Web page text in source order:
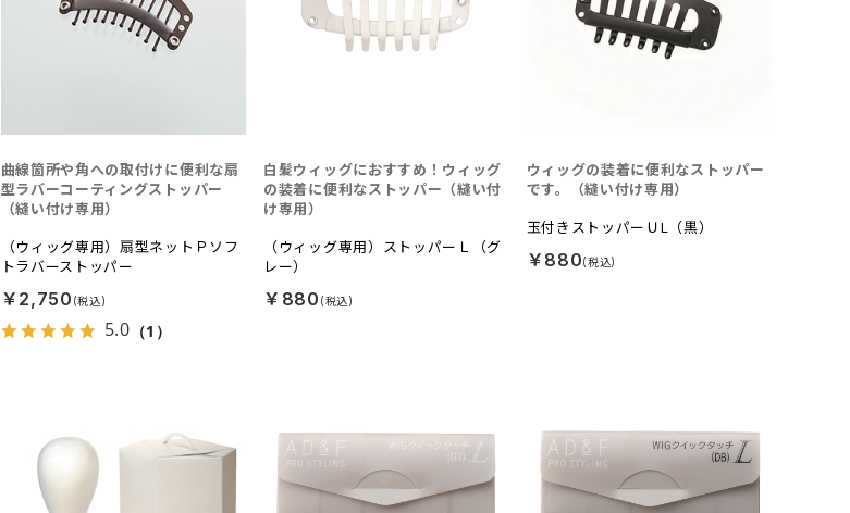
（ウィッグ専用）扇型ネットＰソフ
トラバーストッパー
曲線箇所や角への取付けに便利な扇
型ラバーコーティングストッパー
（縫い付け専用）
￥2,750
5.0 （1）
（ウィッグ専用）ストッパーＬ（グ
レー）
白髪ウィッグにおすすめ！ウィッグ
の装着に便利なストッパー（縫い付
け専用）
￥880
玉付きストッパーＵL（黒）
ウィッグの装着に便利なストッパー
です。（縫い付け専用）
￥880